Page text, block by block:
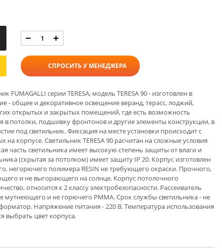
СПРОСИТЬ У МЕНЕДЖЕРА
FUMAGALLI серии TERESA, модель TERESA 90 - изготовлен в
- общее и декоративное освещение веранд, терасс, лоджий,
открытых и закрытых помещений, где есть возможность
в потолки, подшивку фронтонов и другие элементы конструкции, в
под светильник. Фиксация на месте установки происходит с
корпусе. Светильник TERESA 90 расчитан на сложные условия
часть светильника имеет высокую степень защиты от влаги и
(скрытая за потолком) имеет защиту IP 20. Корпус изготовлен
негорючего полимера RESIN не требующего окраски. Прочного,
и не выгорающего на солнце. Корпус потолочного
относится к 2 классу электробезопасности. Рассеиватель
мутнеющего и не горючего PMMA. Срок службы светильника - не
Напряжение питания - 220 В. Температура использования
выбрать цвет корпуса.